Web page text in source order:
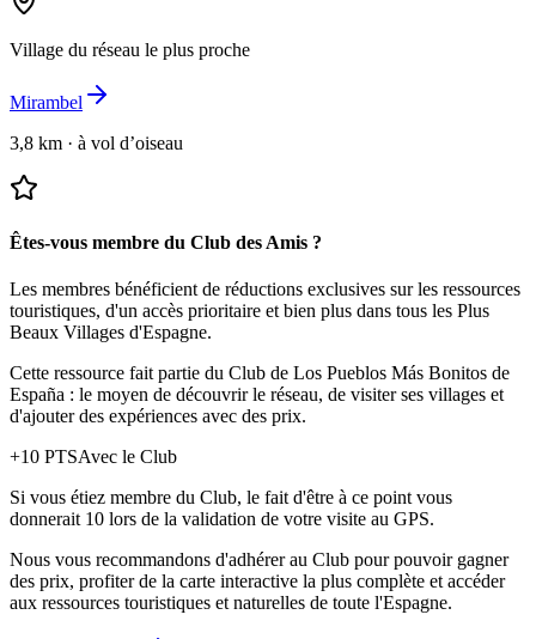
Village du réseau le plus proche
Mirambel
3,8 km · à vol d’oiseau
Êtes-vous membre du Club des Amis ?
Les membres bénéficient de réductions exclusives sur les ressources
touristiques, d'un accès prioritaire et bien plus dans tous les Plus
Beaux Villages d'Espagne.
Cette ressource fait partie du Club de Los Pueblos Más Bonitos de
España : le moyen de découvrir le réseau, de visiter ses villages et
d'ajouter des expériences avec des prix.
+10 PTSAvec le Club
Si vous étiez membre du Club, le fait d'être à ce point vous
donnerait 10 lors de la validation de votre visite au GPS.
Nous vous recommandons d'adhérer au Club pour pouvoir gagner
des prix, profiter de la carte interactive la plus complète et accéder
aux ressources touristiques et naturelles de toute l'Espagne.